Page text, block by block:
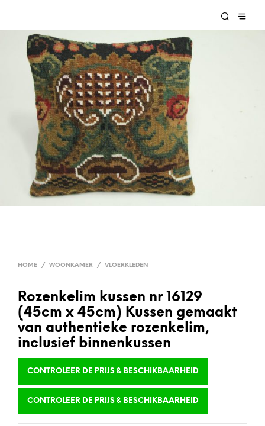
HOME / WOONKAMER / VLOERKLEDEN
Rozenkelim kussen nr 16129
(45cm x 45cm) Kussen gemaakt
van authentieke rozenkelim,
inclusief binnenkussen
CONTROLEER DE PRIJS & BESCHIKBAARHEID
CONTROLEER DE PRIJS & BESCHIKBAARHEID